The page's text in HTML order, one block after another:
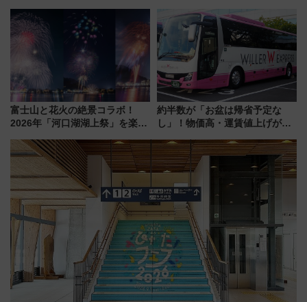
本人確認が11月スタート
地のふらっと立ち食いそば』
7/27夜10時～放送
富士山と花火の絶景コラボ！
2026年「河口湖湖上祭」を楽し
ススメ
約半数が「お盆は帰省予定な
し」！物価高・運賃値上げが財
りたいけど……【WILLER お盆
帰省動向調査】